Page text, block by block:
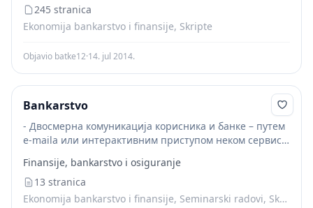
245 stranica
Ekonomija bankarstvo i finansije, Skripte
Objavio batke12·14. jul 2014.
Bankarstvo
- Двосмерна комуникација корисника и банке – путем
e-maila или интерактивним приступом неком сервису.
постоји могућност, уз корисникову идентификацију и
аутентификацију, да му...
Finansije, bankarstvo i osiguranje
13 stranica
Ekonomija bankarstvo i finansije, Seminarski radovi, Skripte